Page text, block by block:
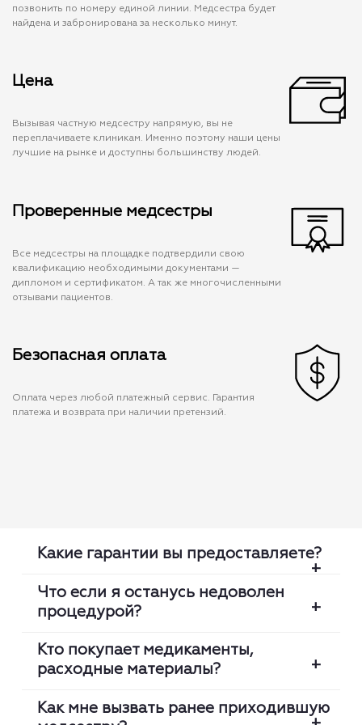
позвонить по номеру единой линии. Медсестра будет
найдена и забронирована за несколько минут.
Цена
Вызывая частную медсестру напрямую, вы не
переплачиваете клиникам. Именно поэтому наши цены
лучшие на рынке и доступны большинству людей.
Проверенные медсестры
Все медсестры на площадке подтвердили свою
квалификацию необходимыми документами —
дипломом и сертификатом. А так же многочисленными
отзывами пациентов.
Безопасная оплата
Оплата через любой платежный сервис. Гарантия
платежа и возврата при наличии претензий.
Какие гарантии вы предоставляете?
лицензию, оригинальность диплома,
клинический опыт. Мы гарантируем что
процедуры на высоком профессиональном
Что если я останусь недоволен
процедурой?
В любой момент вы можете заменить
Кто покупает медикаменты,
расходные материалы?
Как мне вызвать ранее приходившую